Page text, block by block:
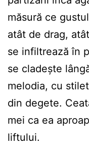
măsură ce
atât de drag,
se infiltrează în
se cladește
melodia, cu
din degete.
mei ca ea
liftului.